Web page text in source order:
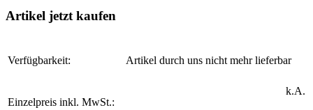
Artikel jetzt kaufen
Verfügbarkeit: Artikel durch uns nicht mehr lieferbar
Einzelpreis inkl. MwSt.:
k.A.